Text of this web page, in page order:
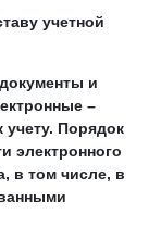
учетной
и
–
учету. Порядок
электронного
в том числе, в